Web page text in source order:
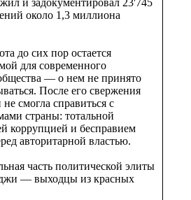
около 1,3 миллиона
до сих пор остается
для современного
— о нем не принято
После его свержения
не смогла справиться с
страны: тотальной
коррупцией и бесправием
авторитарной властью.
часть политической элиты
— выходцы из красных